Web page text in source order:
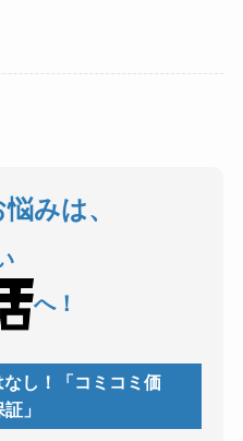
みは、
へ！
し！「コミコミ価
」